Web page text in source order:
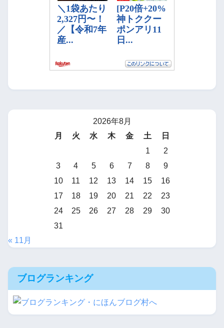
2026年8月
月
火 水 木 金 土
日
1
2
3
4 5 6 7 8
9
10
11 12 13 14 15
16
17
18 19 20 21 22
23
24
25 26 27 28 29
30
31
« 11月
ブログランキング